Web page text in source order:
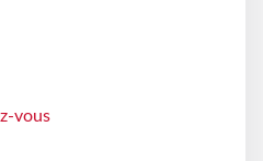
vous